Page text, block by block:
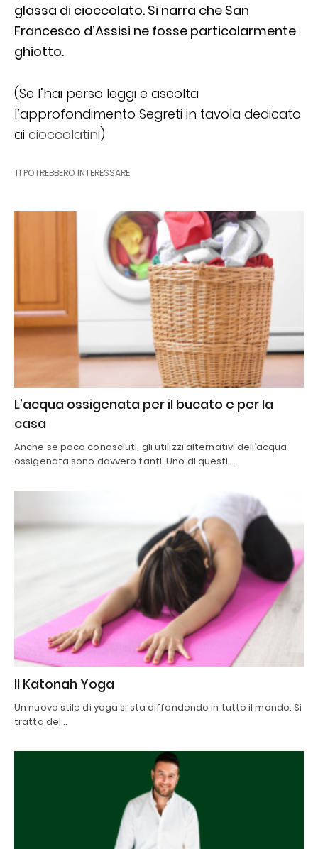
glassa di cioccolato. Si narra che San
Francesco d’Assisi ne fosse particolarmente
ghiotto.
(Se l’hai perso leggi e ascolta
l’approfondimento Segreti in tavola dedicato
ai cioccolatini)
TI POTREBBERO INTERESSARE
L’acqua ossigenata per il bucato e per la
casa
Anche se poco conosciuti, gli utilizzi alternativi dell’acqua
ossigenata sono davvero tanti. Uno di questi…
Il Katonah Yoga
Un nuovo stile di yoga si sta diffondendo in tutto il mondo. Si
tratta del…